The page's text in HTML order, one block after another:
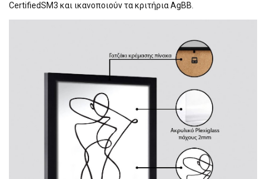
CertifiedSM3 και ικανοποιούν τα κριτήρια AgBB.